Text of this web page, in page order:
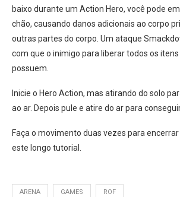
baixo durante um Action Hero, você pode
chão, causando danos adicionais ao corpo
outras partes do corpo. Um ataque
com que o inimigo para liberar todos os
possuem.
Inicie o Hero Action, mas atirando do solo
ao ar. Depois pule e atire do ar para
Faça o movimento duas vezes para
este longo tutorial.
ARENA GAMES ROF